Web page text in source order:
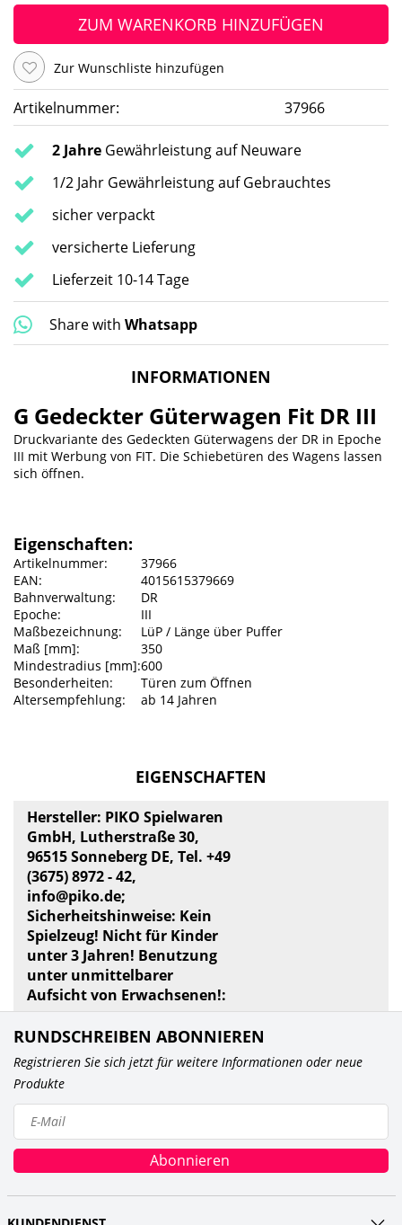
ZUM WARENKORB HINZUFÜGEN
Zur Wunschliste hinzufügen
Artikelnummer: 37966
2 Jahre Gewährleistung auf Neuware
1/2 Jahr Gewährleistung auf Gebrauchtes
sicher verpackt
versicherte Lieferung
Lieferzeit 10-14 Tage
Share with Whatsapp
INFORMATIONEN
G Gedeckter Güterwagen Fit DR III
Druckvariante des Gedeckten Güterwagens der DR in Epoche
III mit Werbung von FIT. Die Schiebetüren des Wagens lassen
sich öffnen.
Eigenschaften:
Artikelnummer:
37966
EAN:
4015615379669
Bahnverwaltung:
DR
Epoche:
III
Maßbezeichnung:
LüP / Länge über Puffer
Maß [mm]:
350
Mindestradius [mm]:600
Besonderheiten:
Türen zum Öffnen
Altersempfehlung:
ab 14 Jahren
EIGENSCHAFTEN
Hersteller: PIKO Spielwaren
GmbH, Lutherstraße 30,
96515 Sonneberg DE, Tel. +49
(3675) 8972 - 42,
info@piko.de;
Sicherheitshinweise: Kein
Spielzeug! Nicht für Kinder
unter 3 Jahren! Benutzung
unter unmittelbarer
Aufsicht von Erwachsenen!:
RUNDSCHREIBEN ABONNIEREN
Registrieren Sie sich jetzt für weitere Informationen oder neue
Produkte
Abonnieren